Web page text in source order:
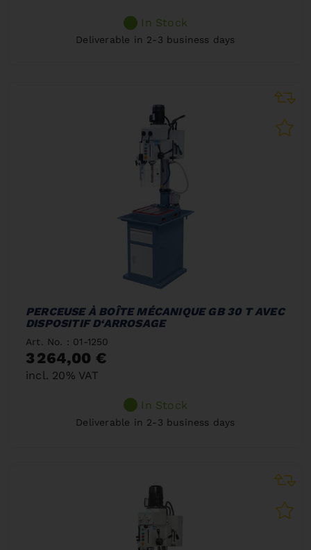
In Stock
Deliverable in 2-3 business days
PERCEUSE À BOÎTE MÉCANIQUE GB 30 T AVEC
DISPOSITIF D‘ARROSAGE
Art. No. : 01-1250
3 264,00 €
incl. 20% VAT
In Stock
Deliverable in 2-3 business days